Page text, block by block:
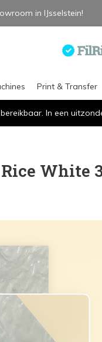
in IJsselstein!
Print & Transfer
In een
White